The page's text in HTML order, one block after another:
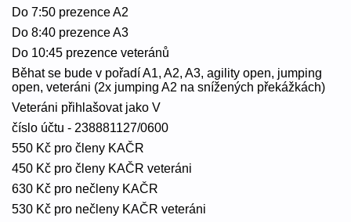
Do 7:50 prezence A2
Do 8:40 prezence A3
Do 10:45 prezence veteránů
Běhat se bude v pořadí A1, A2, A3, agility open, jumping
open, veteráni (2x jumping A2 na snížených překážkách)
Veteráni přihlašovat jako V
číslo účtu - 238881127/0600
550 Kč pro členy KAČR
450 Kč pro členy KAČR veteráni
630 Kč pro nečleny KAČR
530 Kč pro nečleny KAČR veteráni